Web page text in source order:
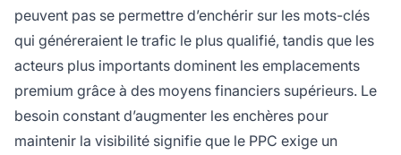
peuvent pas se permettre d’enchérir sur les mots-clés
qui généreraient le trafic le plus qualifié, tandis que les
acteurs plus importants dominent les emplacements
premium grâce à des moyens financiers supérieurs. Le
besoin constant d’augmenter les enchères pour
maintenir la visibilité signifie que le PPC exige un